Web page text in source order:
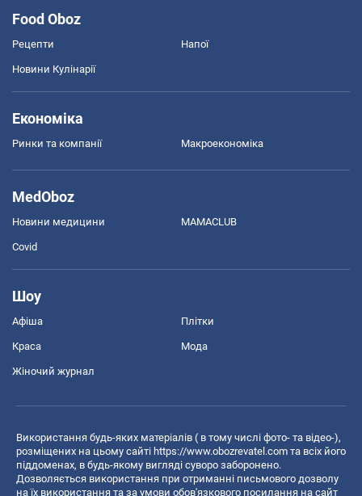
Food Oboz
Рецепти Напої
Новини Кулінарії
Економіка
Ринки та компанії Макроекономіка
MedOboz
Новини медицини MAMACLUB
Covid
Шоу
Афіша Плітки
Краса Мода
Жіночий журнал
Використання будь-яких матеріалів ( в тому числі фото- та відео-),
розміщених на цьому сайті https://www.obozrevatel.com та всіх його
піддоменах, в будь-якому вигляді суворо заборонено.
Дозволяється використання при отриманні письмового дозволу
на їх використання та за умови обов'язкового посилання на сайт